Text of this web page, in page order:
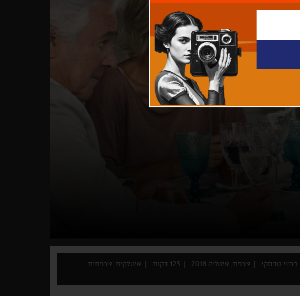
ברוני-טדסקי צרפת, איטליה 2018 123 דקות
איטלקית, צרפתית